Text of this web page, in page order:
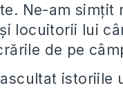
Ne-am simțit
locuitorii lui
de pe
istoriile